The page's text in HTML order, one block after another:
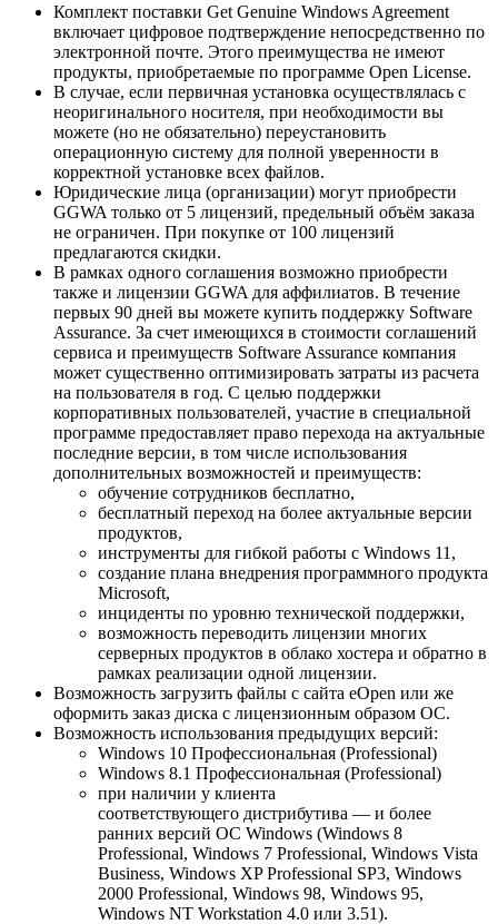
Комплект поставки Get Genuine Windows Agreement
включает цифровое подтверждение непосредственно по
электронной почте. Этого преимущества не имеют
продукты, приобретаемые по программе Open License.
В случае, если первичная установка осуществлялась с
неоригинального носителя, при необходимости вы
можете (но не обязательно) переустановить
операционную систему для полной уверенности в
корректной установке всех файлов.
Юридические лица (организации) могут приобрести
GGWA только от 5 лицензий, предельный объём заказа
не ограничен. При покупке от 100 лицензий
предлагаются скидки.
В рамках одного соглашения возможно приобрести
также и лицензии GGWA для аффилиатов. В течение
первых 90 дней вы можете купить поддержку Software
Assurance. За счет имеющихся в стоимости соглашений
сервиса и преимуществ Software Assurance компания
может существенно оптимизировать затраты из расчета
на пользователя в год. С целью поддержки
корпоративных пользователей, участие в специальной
программе предоставляет право перехода на актуальные
последние версии, в том числе использования
дополнительных возможностей и преимуществ:
обучение сотрудников бесплатно,
бесплатный переход на более актуальные версии
продуктов,
инструменты для гибкой работы с Windows 11,
создание плана внедрения программного продукта
Microsoft,
инциденты по уровню технической поддержки,
возможность переводить лицензии многих
серверных продуктов в облако хостера и обратно в
рамках реализации одной лицензии.
Возможность загрузить файлы с сайта eOpen или же
оформить заказ диска с лицензионным образом ОС.
Возможность использования предыдущих версий:
Windows 10 Профессиональная (Professional)
Windows 8.1 Профессиональная (Professional)
при наличии у клиента
соответствующего дистрибутива — и более
ранних версий ОС Windows (Windows 8
Professional, Windows 7 Professional, Windows Vista
Business, Windows XP Professional SP3, Windows
2000 Professional, Windows 98, Windows 95,
Windows NT Workstation 4.0 или 3.51).